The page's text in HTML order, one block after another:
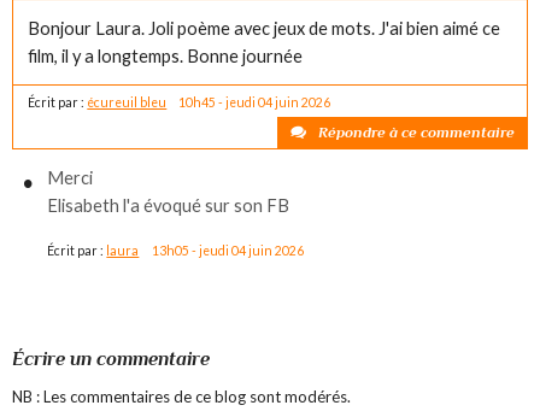
Bonjour Laura. Joli poème avec jeux de mots. J'ai bien aimé ce
film, il y a longtemps. Bonne journée
Écrit par : écureuil bleu 10h45 -jeudi 04 juin 2026
Répondre à ce commentaire
Merci
Elisabeth l'a évoqué sur son FB
Écrit par : laura 13h05 -jeudi 04 juin 2026
Écrire un commentaire
NB : Les commentaires de ce blog sont modérés.